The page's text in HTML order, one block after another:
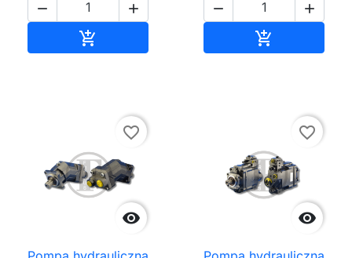
 

 


favorite_border

favorite_border